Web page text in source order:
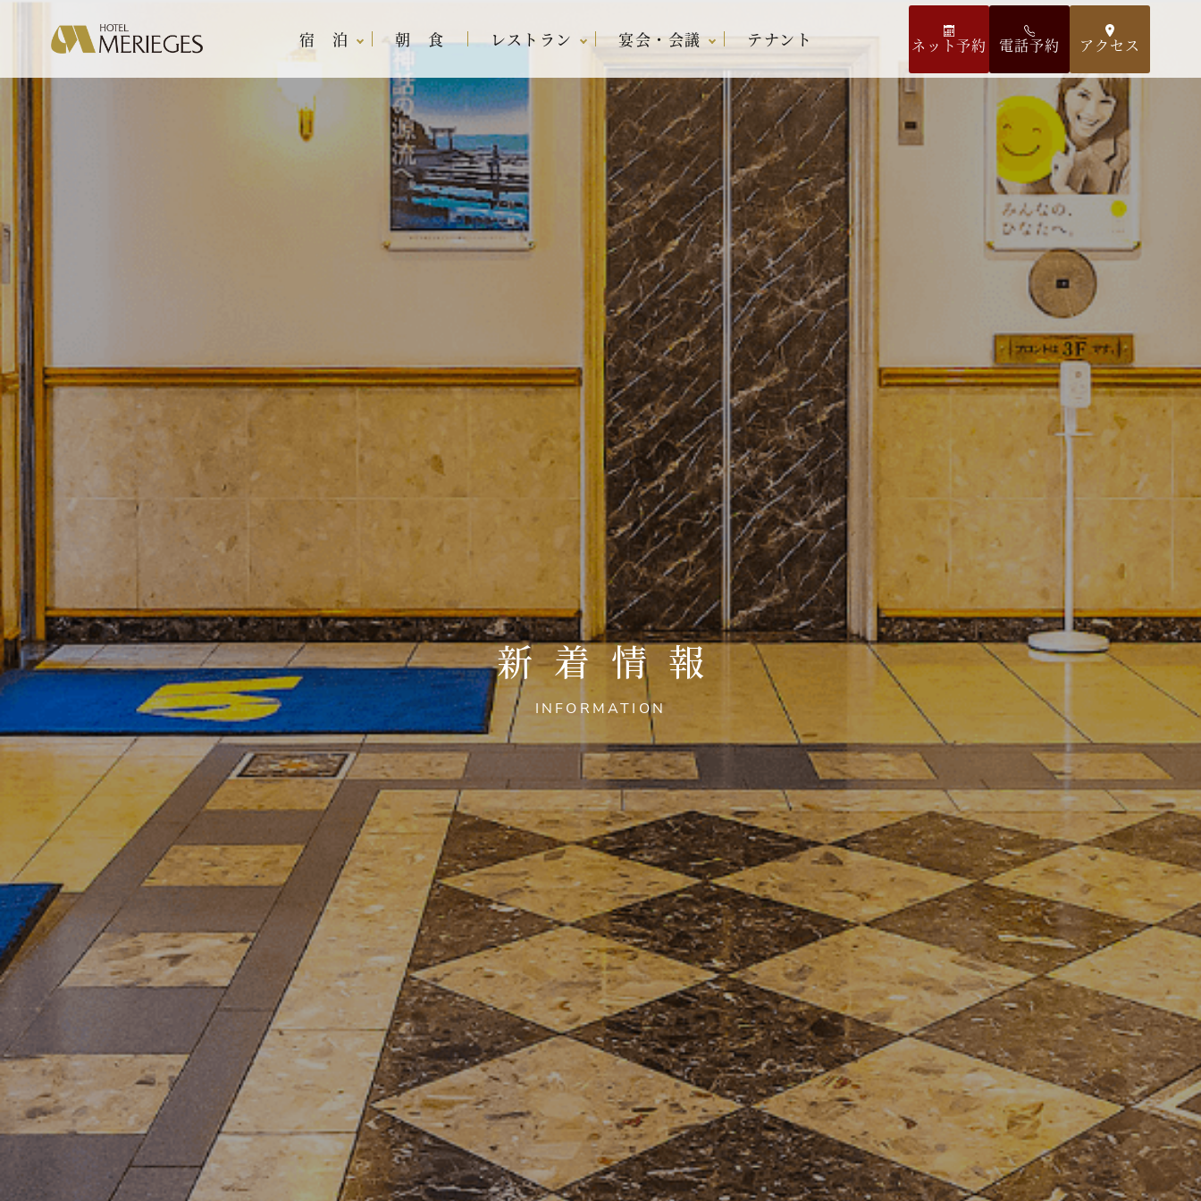
宿 泊
宿泊プラン一覧 空室検索
朝 食 レストラン
マンダリン レストラン アバ
宴会・会議
宴会プラン 宴会場・会議室
テナント ネット予約 電話予約 アクセス
新着情報
INFORMATION